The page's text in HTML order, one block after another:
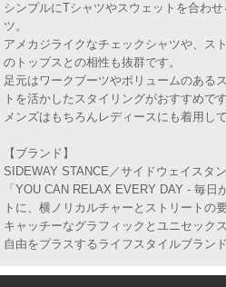
シンプルにTシャツやスウェットを合わ
ツ。
アメカジライクなチェックシャツや、ス
のトップスとの相性も抜群です。
足元はワークブーツやボリュームのある
トを活かしたスタイリングがおすすめです
メンズはもちろんレディースにも着用し
【ブランド】
SIDEWAY STANCE／サイドウェイスタ
「YOU CAN RELAX EVERY DAY - 毎
トに、横ノリカルチャーとストリートの
キャッチーなグラフィックとユニセック
自由をプラスするライフスタイルブランド